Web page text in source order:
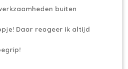
buiten
Daar reageer ik altijd